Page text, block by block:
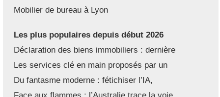
Mobilier de bureau à Lyon
Les plus populaires depuis début 2026
Déclaration des biens immobiliers : dernière
Les services clé en main proposés par un
Du fantasme moderne : fétichiser l’IA,
Face aux flammes : l’Australie trace la voie